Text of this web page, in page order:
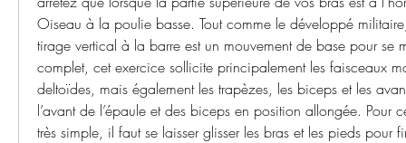
Oiseau à la poulie basse. Tout comme le développé
tirage vertical à la barre est un mouvement de base pour se
complet, cet exercice sollicite principalement les faisceaux
deltoïdes, mais également les trapèzes, les biceps et les
l’avant de l’épaule et des biceps en position allongée. Pour
très simple, il faut se laisser glisser les bras et les pieds pour